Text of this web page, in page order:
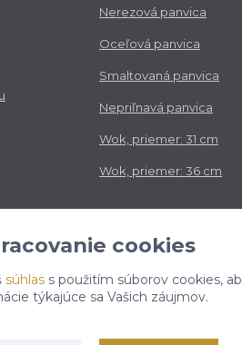
Nerezová panvica
Oceľová panvica
Smaltovaná panvica
Nepriľnavá panvica
Wok, priemer: 31 cm
Wok, priemer: 36 cm
cookies
súhlass použitím súborov cookies,
týkajúce sa Vašich záujmov.